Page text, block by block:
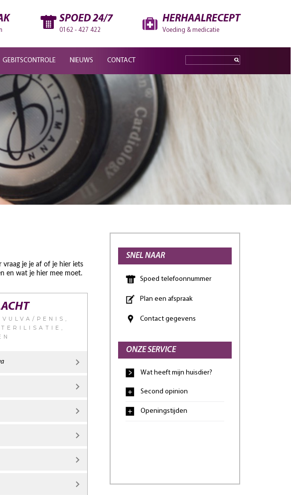
SPOED 24/7
0162 - 427 422
HERHAALRECEPT
Voeding & medicatie
GEBITSCONTROLE NIEUWS CONTACT
vraag je je af of je hier iets
en wat je hier mee moet.
PENIS,
SNEL NAAR
Spoed telefoonnummer
Plan een afspraak
Contact gegevens
ONZE SERVICE
Wat heeft mijn huisdier?
Second opinion
Openingstijden